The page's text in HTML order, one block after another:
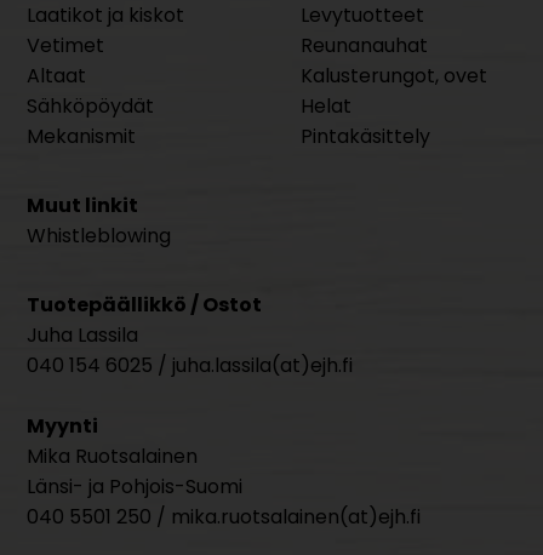
Laatikot ja kiskot
Vetimet
Altaat
Sähköpöydät
Mekanismit
Levytuotteet
Reunanauhat
Kalusterungot, ovet
Helat
Pintakäsittely
Muut linkit
Whistleblowing
Tuotepäällikkö / Ostot
Juha Lassila
040 154 6025 / juha.lassila(at)ejh.fi
Myynti
Mika Ruotsalainen
Länsi- ja Pohjois-Suomi
040 5501 250 / mika.ruotsalainen(at)ejh.fi